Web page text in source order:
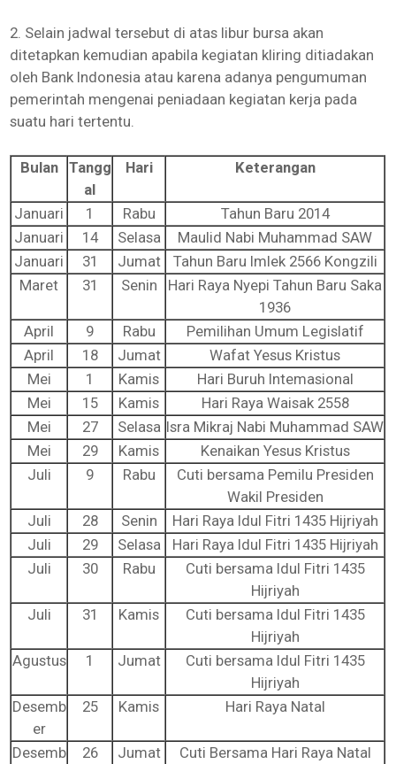
2. Selain jadwal tersebut di atas libur bursa akan
ditetapkan kemudian apabila kegiatan kliring ditiadakan
oleh Bank Indonesia atau karena adanya pengumuman
pemerintah mengenai peniadaan kegiatan kerja pada
suatu hari tertentu.
Bulan
Tangg
al
Hari Keterangan
Januari 1 Rabu
Tahun Baru 2014
Januari
14 Selasa
Maulid Nabi Muhammad SAW
Januari
31 Jumat
Tahun Baru Imlek 2566 Kongzili
Maret
31 Senin
Hari Raya Nyepi Tahun Baru Saka
1936
April
9 Rabu
Pemilihan Umum Legislatif
April
18 Jumat
Wafat Yesus Kristus
Mei
1 Kamis
Hari Buruh Intemasional
Mei
15 Kamis
Hari Raya Waisak 2558
Mei
27 Selasa Isra Mikraj Nabi Muhammad SAW
Mei
29 Kamis
Kenaikan Yesus Kristus
Juli
9 Rabu
Cuti bersama Pemilu Presiden
Wakil Presiden
Juli
28 Senin
Hari Raya Idul Fitri 1435 Hijriyah
Juli
29 Selasa
Hari Raya Idul Fitri 1435 Hijriyah
Juli
30 Rabu
Cuti bersama ldul Fitri 1435
Hijriyah
Juli
31 Kamis
Cuti bersama ldul Fitri 1435
Hijriyah
Agustus
1 Jumat
Cuti bersama ldul Fitri 1435
Hijriyah
Desemb
er
25 Kamis Hari Raya Natal
Desemb
26 Jumat Cuti Bersama Hari Raya Natal